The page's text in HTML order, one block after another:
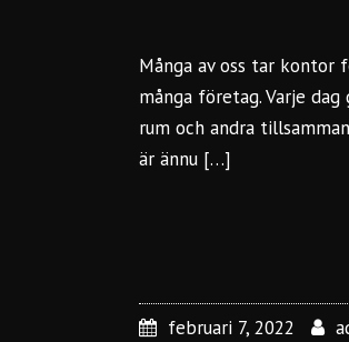
Många av oss tar kontor
många företag. Varje
rum och andra
är ännu […]
februari 7, 2022